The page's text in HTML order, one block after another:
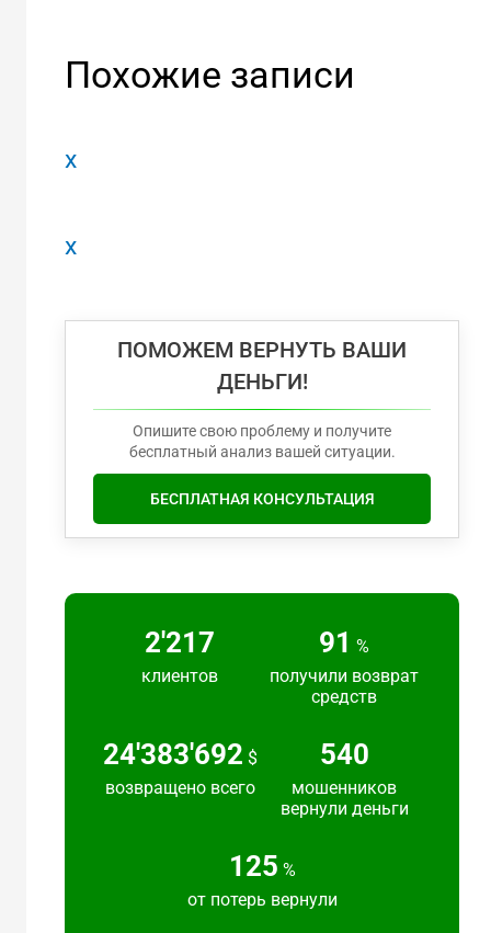
Похожие записи
x
x
ПОМОЖЕМ ВЕРНУТЬ ВАШИ
ДЕНЬГИ!
Опишите свою проблему и получите
бесплатный анализ вашей ситуации.
БЕСПЛАТНАЯ КОНСУЛЬТАЦИЯ
2'217
клиентов
91 %
получили возврат
средств
24'383'692 $
возвращено всего
540
мошенников
вернули деньги
125 %
от потерь вернули